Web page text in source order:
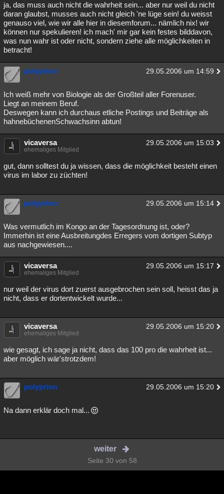
ja, das muss auch nicht die wahrheit sein... aber nur weil du nicht
daran glaubst, musses auch nicht gleich 'ne lüge sein! du weisst
genauso viel, wie wir alle hier in diesemforum... nämlich nix! wir
können nur spekulieren! ich mach' mir gar kein festes bilddavon,
was nun wahr ist oder nicht, sondern ziehe alle möglichkeiten in
betracht!
polyprion 29.05.2006 um 14:59
Ich weiß mehr von Biologie als der Großteil aller Forenuser.
Liegt an meinem Beruf.
Deswegen kann ich durchaus etliche Postings und Beiträge als
hahnebüchenenSchwachsinn abtun!
vicaversa 29.05.2006 um 15:03
ehemaliges Mitglied
gut, dann solltest du ja wissen, dass die möglichkeit besteht einen
virus im labor zu züchten!
polyprion 29.05.2006 um 15:14
Was vermutlich im Kongo an der Tagesordnung ist, oder?
Immerhin ist eine Ausbreitungdes Erregers vom dortigen Subtyp
aus nachgewiesen....
vicaversa 29.05.2006 um 15:17
ehemaliges Mitglied
nur weil der virus dort zuerst ausgebrochen sein soll, heisst das ja
nicht, dass er dortentwickelt wurde...
vicaversa 29.05.2006 um 15:20
ehemaliges Mitglied
wie gesagt, ich sage ja nicht, dass das 100 pro die wahrheit ist...
aber möglich wär'strotzdem!
polyprion 29.05.2006 um 15:20
Na dann erklär doch mal...
weiter
Seite 30 von 58